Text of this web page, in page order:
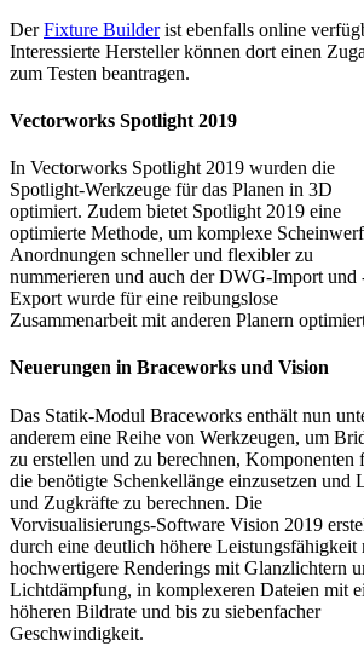
DerFixture Builderist ebenfalls online
Interessierte Hersteller können dort einen
zum Testen beantragen.
Vectorworks Spotlight 2019
In Vectorworks Spotlight 2019 wurden die
Spotlight-Werkzeuge für das Planen in 3D
optimiert. Zudem bietet Spotlight 2019 eine
optimierte Methode, um komplexe
Anordnungen schneller und flexibler zu
nummerieren und auch der DWG-Import und
Export wurde für eine reibungslose
Zusammenarbeit mit anderen Planern
Neuerungen in Braceworks und Vision
Das Statik-Modul Braceworks enthält nun
anderem eine Reihe von Werkzeugen, um
zu erstellen und zu berechnen, Komponenten
die benötigte Schenkellänge einzusetzen und
und Zugkräfte zu berechnen. Die
Vorvisualisierungs-Software Vision 2019
durch eine deutlich höhere Leistungsfähigkeit
hochwertigere Renderings mit Glanzlichtern
Lichtdämpfung, in komplexeren Dateien mit
höheren Bildrate und bis zu siebenfacher
Geschwindigkeit.